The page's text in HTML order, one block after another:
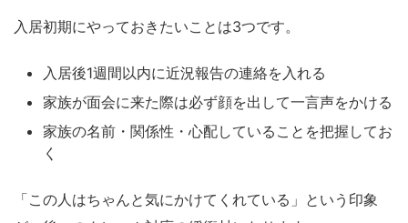
入居初期にやっておきたいことは3つです。
入居後1週間以内に近況報告の連絡を入れる
家族が面会に来た際は必ず顔を出して一言声をかける
家族の名前・関係性・心配していることを把握してお
く
「この人はちゃんと気にかけてくれている」という印象